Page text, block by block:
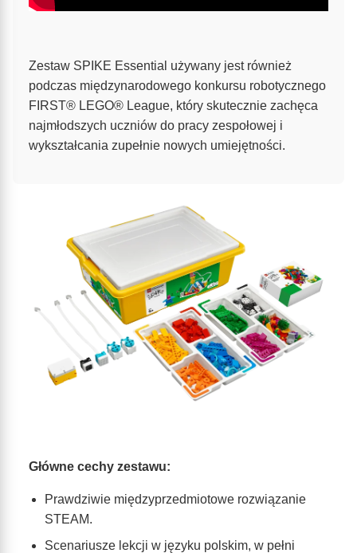
Zestaw SPIKE Essential używany jest również
podczas międzynarodowego konkursu robotycznego
FIRST® LEGO® League, który skutecznie zachęca
najmłodszych uczniów do pracy zespołowej i
wykształcania zupełnie nowych umiejętności.
Główne cechy zestawu:
Prawdziwie międzyprzedmiotowe rozwiązanie
STEAM.
Scenariusze lekcji w języku polskim, w pełni